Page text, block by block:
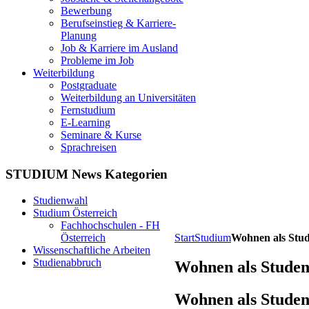
Bewerbung
Berufseinstieg & Karriere-
Planung
Job & Karriere im Ausland
Probleme im Job
Weiterbildung
Postgraduate
Weiterbildung an Universitäten
Fernstudium
E-Learning
Seminare & Kurse
Sprachreisen
StartStudiumWohnen als
Wohnen als
Wohnen als
STUDIUM News Kategorien
Studienwahl
Studium Österreich
Fachhochschulen - FH
Österreich
Wissenschaftliche Arbeiten
Studienabbruch